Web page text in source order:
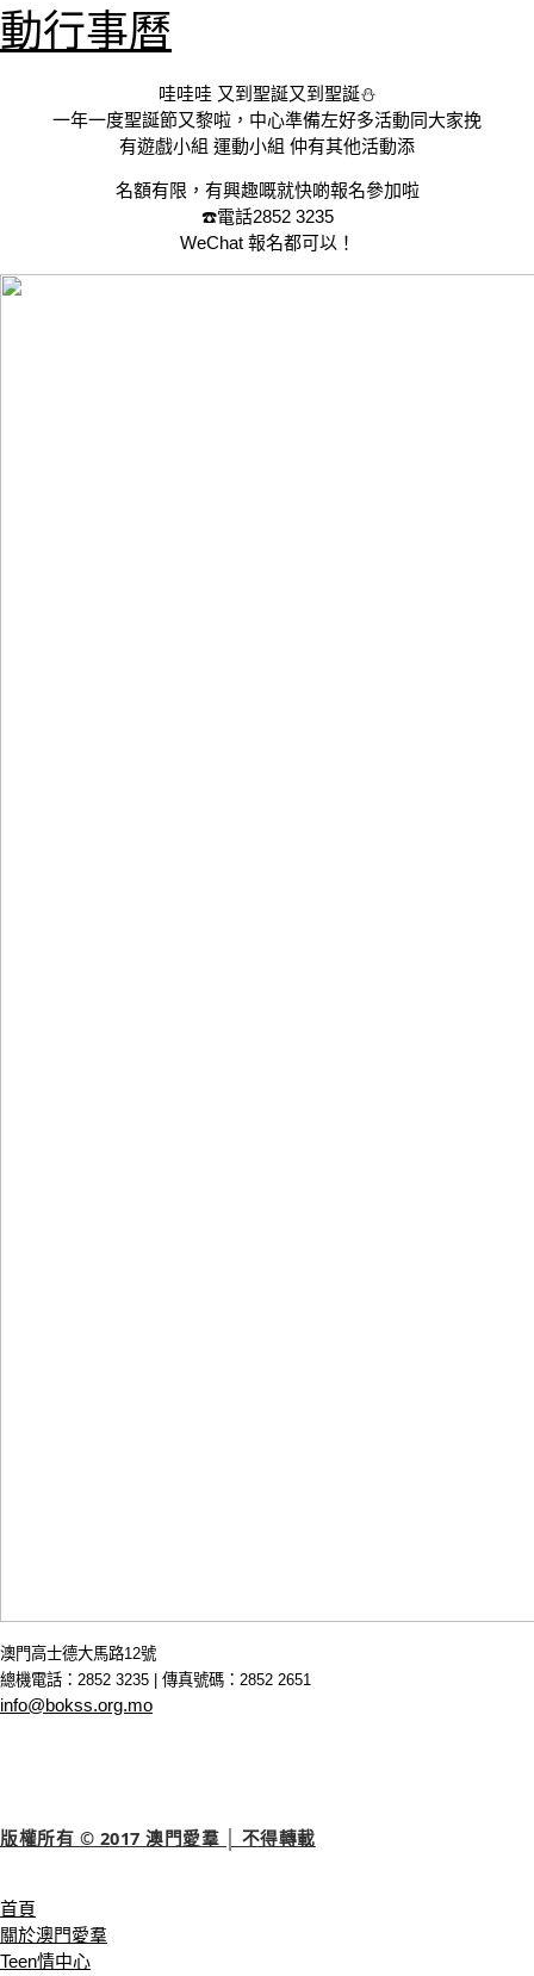
動行事曆
哇哇哇 又到聖誕又到聖誕⛄️
一年一度聖誕節又黎啦，中心準備左好多活動同大家挽
有遊戲小組 運動小組 仲有其他活動添
名額有限，有興趣嘅就快啲報名參加啦
☎️電話2852 3235
WeChat 報名都可以！
澳門高士德大馬路12號
總機電話：2852 3235 | 傳真號碼：2852 2651
info@bokss.org.mo
版權所有 © 2017 澳門愛羣 │ 不得轉載
首頁
關於澳門愛羣
Teen情中心